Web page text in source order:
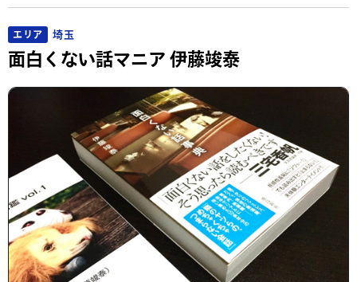
エリア 埼玉
面白くない話マニア 伊藤竣泰